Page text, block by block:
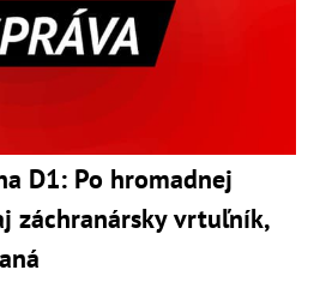
D1: Po hromadnej
záchranársky vrtuľník,